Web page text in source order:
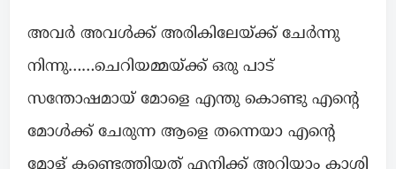
അവർ അവൾക്ക് അരികിലേയ്ക്ക് ചേർന്നു
നിന്നു……ചെറിയമ്മയ്ക്ക് ഒരു പാട്
സന്തോഷമായ് മോളെ എന്തു കൊണ്ടു എന്റെ
മോൾക്ക് ചേരുന്ന ആളെ തന്നെയാ എന്റെ
മോള് കണ്ടെത്തിയത് എനിക്ക് അറിയാം കാശി